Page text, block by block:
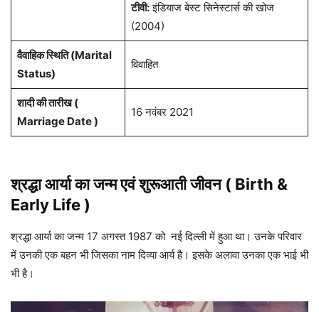
टीवी:इंडियाज बेस्ट सिनेस्टार्स की खोज
(2004)
वैवाहिक स्थिति (Marital
Status)
विवाहित
शादी की तारीख (
Marriage Date )
16 नवंबर 2021
श्रद्धा आर्याका जन्म एवं शुरूआती जीवन ( Birth &
Early Life )
श्रद्धा आर्या का जन्म 17 अगस्त 1987 को नई दिल्ली में हुआ था। उनके परिवार
में उनकी एक बहन भी जिसका नाम दिव्या आर्य है। इसके अलावा उनका एक भाई भी
भी है।